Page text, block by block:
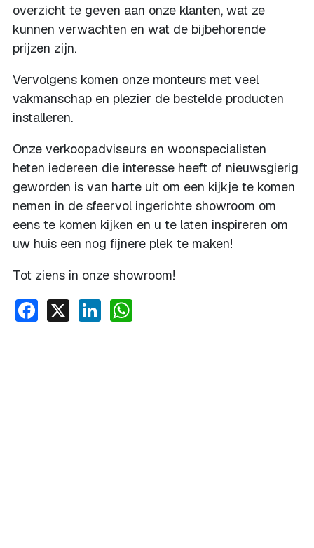
overzicht te geven aan onze klanten, wat ze
kunnen verwachten en wat de bijbehorende
prijzen zijn.
Vervolgens komen onze monteurs met veel
vakmanschap en plezier de bestelde producten
installeren.
Onze verkoopadviseurs en woonspecialisten
heten iedereen die interesse heeft of nieuwsgierig
geworden is van harte uit om een kijkje te komen
nemen in de sfeervol ingerichte showroom om
eens te komen kijken en u te laten inspireren om
uw huis een nog fijnere plek te maken!
Tot ziens in onze showroom!
Facebook
X LinkedIn